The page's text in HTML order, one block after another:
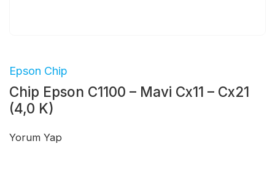
Epson Chip
Chip Epson C1100 – Mavi Cx11 – Cx21
(4,0 K)
Yorum Yap